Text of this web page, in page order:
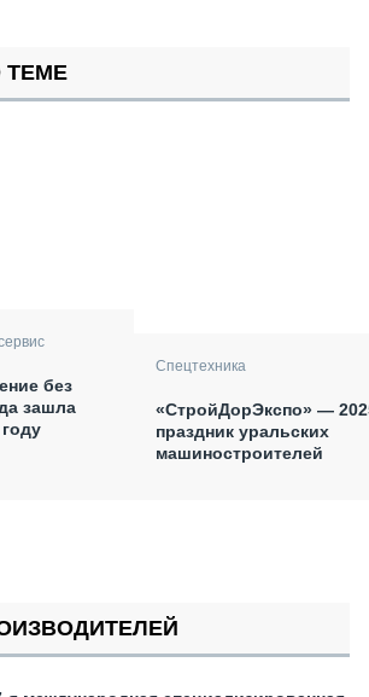
ТЕМЕ
без
зашла
Спецтехника
«СтройДорЭкспо» —
праздник уральских
машиностроителей